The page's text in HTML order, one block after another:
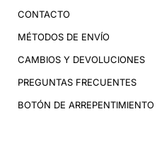
CONTACTO
MÉTODOS DE ENVÍO
CAMBIOS Y DEVOLUCIONES
PREGUNTAS FRECUENTES
BOTÓN DE ARREPENTIMIENTO